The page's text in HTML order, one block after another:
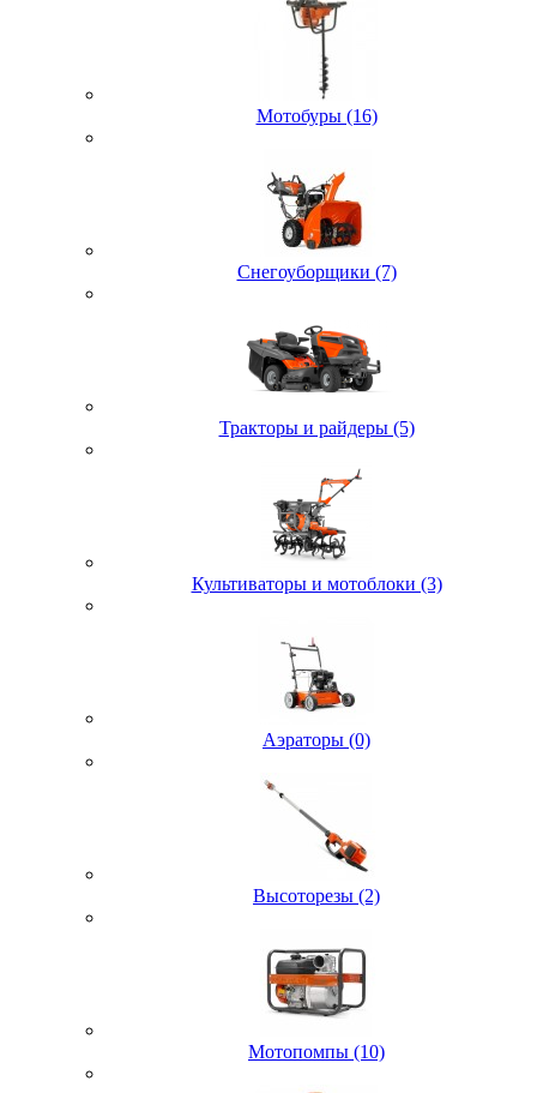
Мотобуры (16)
Снегоуборщики (7)
Тракторы и райдеры (5)
Культиваторы и мотоблоки (3)
Аэраторы (0)
Высоторезы (2)
Мотопомпы (10)